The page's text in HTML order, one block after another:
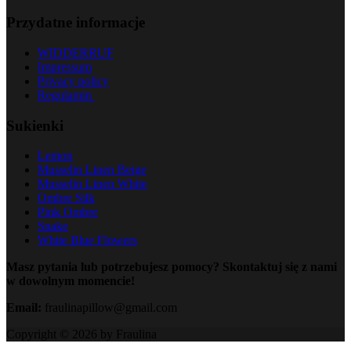
Przydatne informacje
WIDDERRUF
Impressum
Privacy policy
Regulamin
Sukienki
Lemon
Musselin Linen Beige
Musselin Linen White
Ombre Silk
Pink Ombre
Snake
White Blue Flowers
Masz pytania lub potrzebujesz pomocy? Skontaktuj się z nami
w dowolnym momencie!
Email: fraulinapillow@gmail.com
Copyright © 2026 by Fraulina